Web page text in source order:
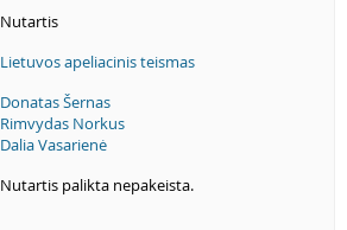
Nutartis
Lietuvos apeliacinis teismas
Donatas Šernas
Rimvydas Norkus
Dalia Vasarienė
Nutartis palikta nepakeista.